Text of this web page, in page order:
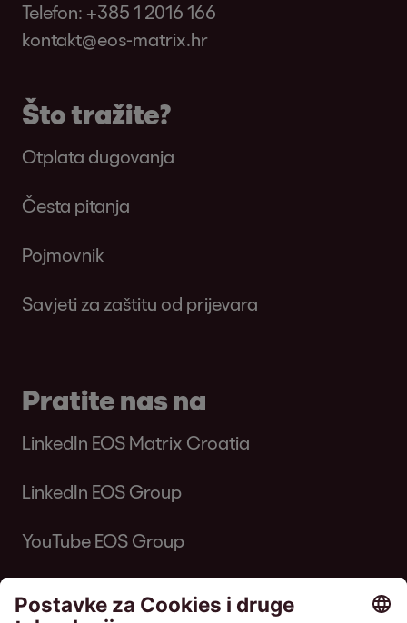
Telefon: +385 1 2016 166
kontakt@eos-matrix.hr
Što tražite?
Otplata dugovanja
Česta pitanja
Pojmovnik
Savjeti za zaštitu od prijevara
Pratite nas na
LinkedIn EOS Matrix Croatia
LinkedIn EOS Group
YouTube EOS Group
EOS MATRIX d.o.o. za poslovne usluge •